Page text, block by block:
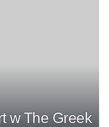
w The Greek